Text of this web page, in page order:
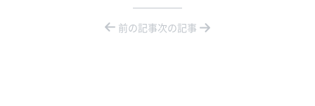
前の記事次の記事